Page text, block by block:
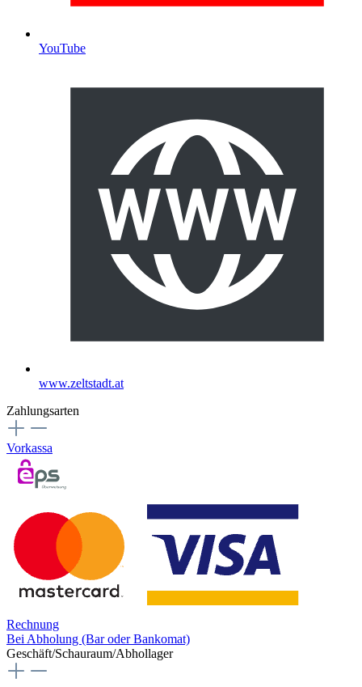
YouTube
www.zeltstadt.at
Zahlungsarten
Vorkassa
Rechnung
Bei Abholung (Bar oder Bankomat)
Geschäft/Schauraum/Abhollager